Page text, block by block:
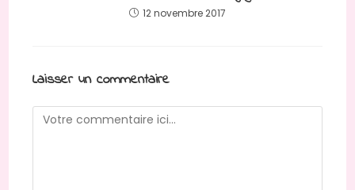
12 novembre 2017
Laisser un commentaire